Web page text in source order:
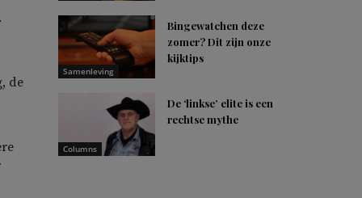
de
Samenleving
Bingewatchen deze
zomer? Dit zijn onze
kijktips
Columns
De ‘linkse’ elite is een
rechtse mythe